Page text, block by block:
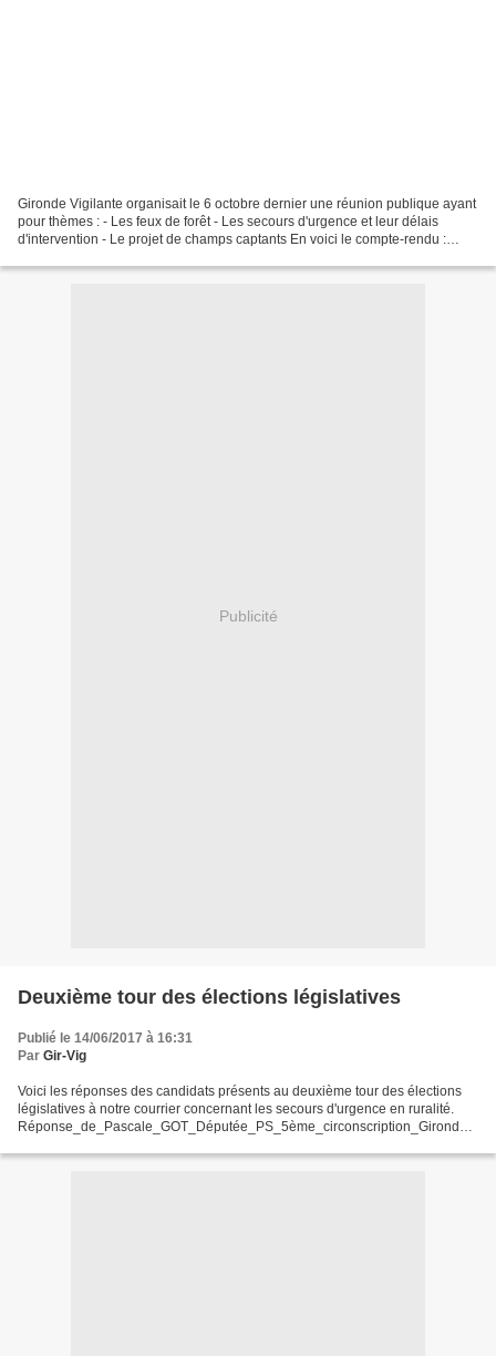
Gironde Vigilante organisait le 6 octobre dernier une réunion publique ayant
pour thèmes : - Les feux de forêt - Les secours d'urgence et leur délais
d'intervention - Le projet de champs captants En voici le compte-rendu :
Publicité
Deuxième tour des élections législatives
Publié le 14/06/2017 à 16:31
Par Gir-Vig
Voici les réponses des candidats présents au deuxième tour des élections
législatives à notre courrier concernant les secours d'urgence en ruralité.
Réponse_de_Pascale_GOT_Députée_PS_5ème_circonscription_Gironde_
Réponse_de_Bernard_GARRIGOU_candidat_PS_7ème_circonscription_Gi